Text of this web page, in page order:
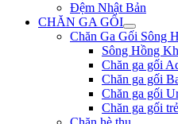
Đệm Nhật Bản
CHĂN GA GỐI
Chăn Ga Gối Sông
Sông Hồng
Chăn ga gối
Chăn ga gối
Chăn ga gối
Chăn ga gối